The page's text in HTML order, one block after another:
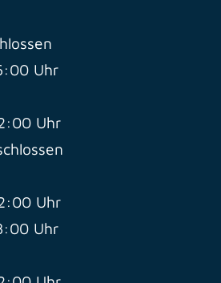
Uhr
Uhr
Uhr
Uhr